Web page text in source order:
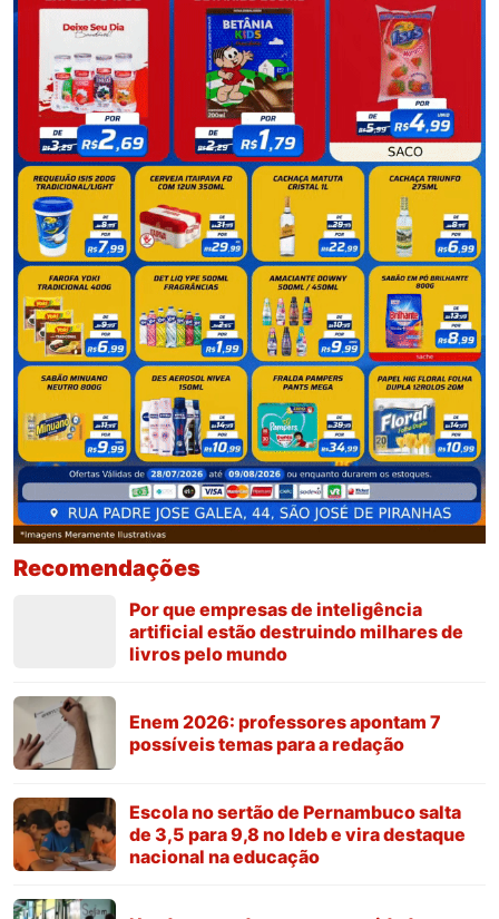
Recomendações
Por que empresas de inteligência
artificial estão destruindo milhares de
livros pelo mundo
Enem 2026: professores apontam 7
possíveis temas para a redação
Escola no sertão de Pernambuco salta
de 3,5 para 9,8 no Ideb e vira destaque
nacional na educação